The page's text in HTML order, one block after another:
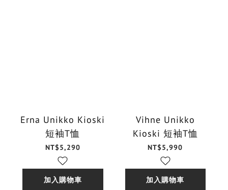
Erna Unikko Kioski
短袖T恤
NT$5,290
加入購物車
Vihne Unikko
Kioski 短袖T恤
NT$5,990
加入購物車